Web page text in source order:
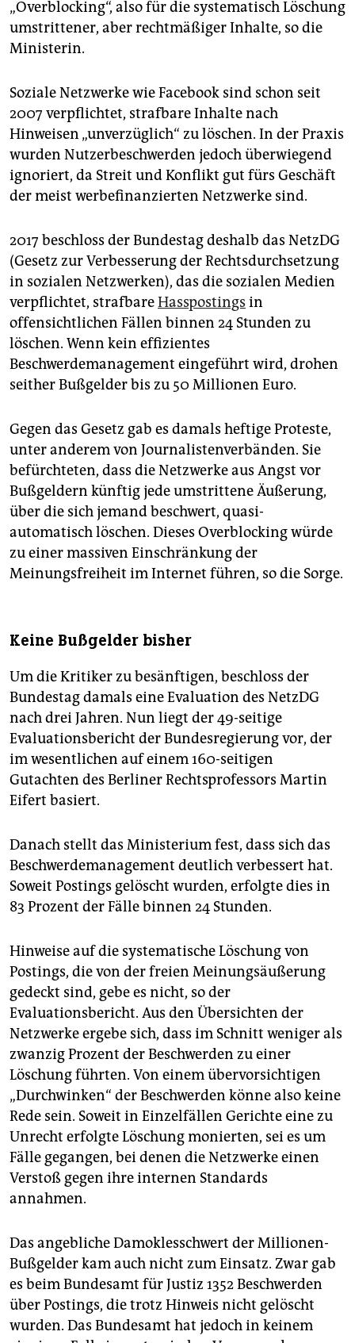
„Overblocking“, also für die systematisch Löschung
umstrittener, aber rechtmäßiger Inhalte, so die
Ministerin.
Soziale Netzwerke wie Facebook sind schon seit
2007 verpflichtet, strafbare Inhalte nach
Hinweisen „unverzüglich“ zu löschen. In der Praxis
wurden Nutzerbeschwerden jedoch überwiegend
ignoriert, da Streit und Konflikt gut fürs Geschäft
der meist werbefinanzierten Netzwerke sind.
2017 beschloss der Bundestag deshalb das NetzDG
(Gesetz zur Verbesserung der Rechtsdurchsetzung
in sozialen Netzwerken), das die sozialen Medien
verpflichtet, strafbareHasspostings in
offensichtlichen Fällen binnen 24 Stunden zu
löschen. Wenn kein effizientes
Beschwerdemanagement eingeführt wird, drohen
seither Bußgelder bis zu 50 Millionen Euro.
Gegen das Gesetz gab es damals heftige Proteste,
unter anderem von Journalistenverbänden. Sie
befürchteten, dass die Netzwerke aus Angst vor
Bußgeldern künftig jede umstrittene Äußerung,
über die sich jemand beschwert, quasi-
automatisch löschen. Dieses Overblocking würde
zu einer massiven Einschränkung der
Meinungsfreiheit im Internet führen, so die Sorge.
Keine Bußgelder bisher
Um die Kritiker zu besänftigen, beschloss der
Bundestag damals eine Evaluation des NetzDG
nach drei Jahren. Nun liegt der 49-seitige
Evaluationsbericht der Bundesregierung vor, der
im wesentlichen auf einem 160-seitigen
Gutachten des Berliner Rechtsprofessors Martin
Eifert basiert.
Danach stellt das Ministerium fest, dass sich das
Beschwerdemanagement deutlich verbessert hat.
Soweit Postings gelöscht wurden, erfolgte dies in
83 Prozent der Fälle binnen 24 Stunden.
Hinweise auf die systematische Löschung von
Postings, die von der freien Meinungsäußerung
gedeckt sind, gebe es nicht, so der
Evaluationsbericht. Aus den Übersichten der
Netzwerke ergebe sich, dass im Schnitt weniger als
zwanzig Prozent der Beschwerden zu einer
Löschung führten. Von einem übervorsichtigen
„Durchwinken“ der Beschwerden könne also keine
Rede sein. Soweit in Einzelfällen Gerichte eine zu
Unrecht erfolgte Löschung monierten, sei es um
Fälle gegangen, bei denen die Netzwerke einen
Verstoß gegen ihre internen Standards
annahmen.
Das angebliche Damoklesschwert der Millionen-
Bußgelder kam auch nicht zum Einsatz. Zwar gab
es beim Bundesamt für Justiz 1352 Beschwerden
über Postings, die trotz Hinweis nicht gelöscht
wurden. Das Bundesamt hat jedoch in keinem